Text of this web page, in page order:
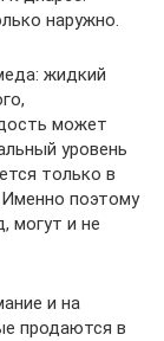
наружно.
жидкий
может
уровень
только в
поэтому
могут и не
и на
продаются в